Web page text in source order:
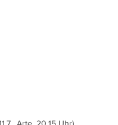
Arte, 20.15 Uhr)